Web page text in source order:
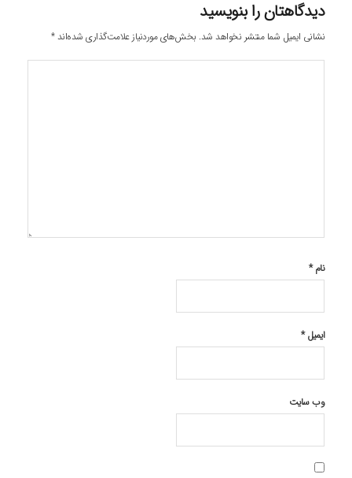
دیدگاهتان را بنویسید
نشانی ایمیل شما منتشر نخواهد شد. بخش‌های موردنیاز علامت‌گذاری شده‌اند*
نام*
ایمیل*
وب‌ سایت